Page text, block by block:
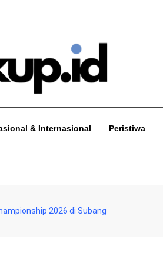
& Internasional Peristiwa
2026 di Subang